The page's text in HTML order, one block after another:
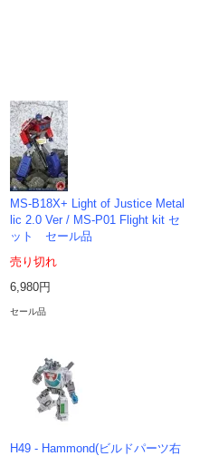
MS-B18X+ Light of Justice Metal
lic 2.0 Ver / MS-P01 Flight kit セ
ット セール品
売り切れ
6,980円
セール品
H49 - Hammond(ビルドパーツ右